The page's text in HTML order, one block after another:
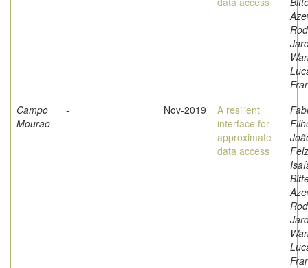
Campo
Mourao
- Nov-2019
A resilient
interface for
approximate
data access